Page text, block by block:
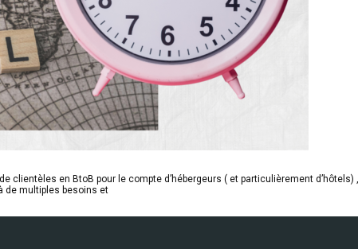
en BtoB pour le compte d’hébergeurs ( et particulièrement
de multiples besoins et